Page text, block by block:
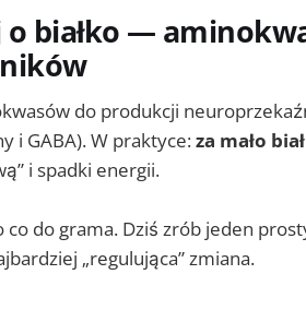
białko —
do produkcji
i GABA). W praktyce:za mało
i spadki energii.
co do grama. Dziś zrób jeden
„regulująca” zmiana.